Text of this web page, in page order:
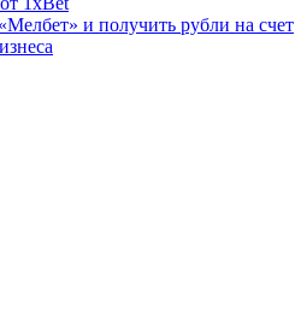
и получить рубли на счет